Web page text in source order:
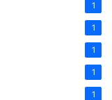
1
1
1
1
1